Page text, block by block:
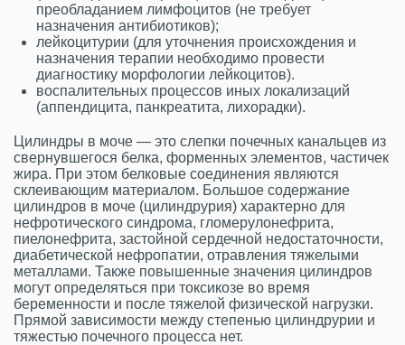
преобладанием лимфоцитов (не требует
назначения антибиотиков);
лейкоцитурии (для уточнения происхождения и
назначения терапии необходимо провести
диагностику морфологии лейкоцитов).
воспалительных процессов иных локализаций
(аппендицита, панкреатита, лихорадки).
Цилиндры в моче — это слепки почечных канальцев из
свернувшегося белка, форменных элементов, частичек
жира. При этом белковые соединения являются
склеивающим материалом. Большое содержание
цилиндров в моче (цилиндрурия) характерно для
нефротического синдрома, гломерулонефрита,
пиелонефрита, застойной сердечной недостаточности,
диабетической нефропатии, отравления тяжелыми
металлами. Также повышенные значения цилиндров
могут определяться при токсикозе во время
беременности и после тяжелой физической нагрузки.
Прямой зависимости между степенью цилиндрурии и
тяжестью почечного процесса нет.